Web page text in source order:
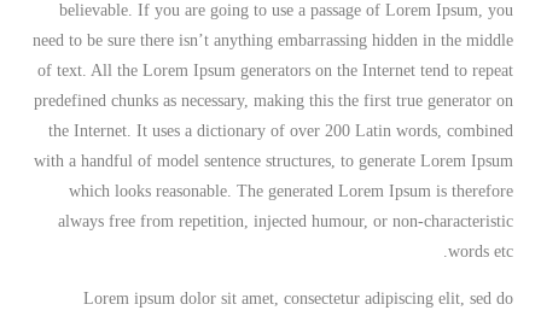
believable. If you are going to use a passage of Lorem Ipsum, you
need to be sure there isn’t anything embarrassing hidden in the middle
of text. All the Lorem Ipsum generators on the Internet tend to repeat
predefined chunks as necessary, making this the first true generator on
the Internet. It uses a dictionary of over 200 Latin words, combined
with a handful of model sentence structures, to generate Lorem Ipsum
which looks reasonable. The generated Lorem Ipsum is therefore
always free from repetition, injected humour, or non-characteristic
words etc.
Lorem ipsum dolor sit amet, consectetur adipiscing elit, sed do